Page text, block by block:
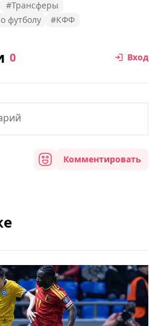
#Трансферы
футболу
#КФФ
0 Вход
Комментировать